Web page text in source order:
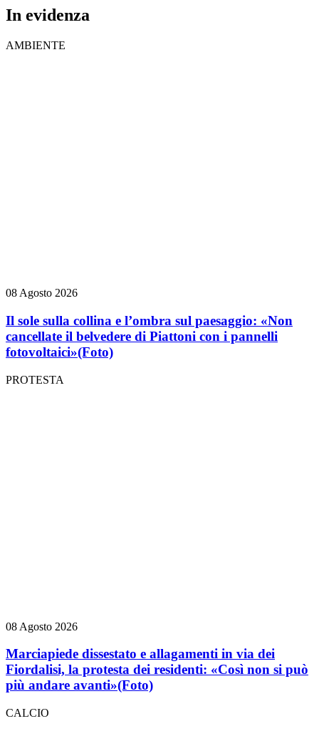
In evidenza
AMBIENTE
08 Agosto 2026
Il sole sulla collina e l’ombra sul paesaggio: «Non
cancellate il belvedere di Piattoni con i pannelli
fotovoltaici»(Foto)
PROTESTA
08 Agosto 2026
Marciapiede dissestato e allagamenti in via dei
Fiordalisi, la protesta dei residenti: «Così non si può
più andare avanti»(Foto)
CALCIO